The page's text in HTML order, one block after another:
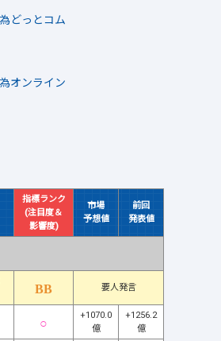
指標ランク
(注目度＆
影響度)
市場
予想値
前回
発表値
要人発言
+1070.0
億
+1256.2
億